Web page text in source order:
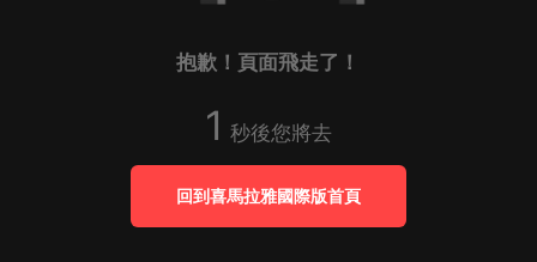
抱歉！頁面飛走了！
1 秒後您將去
回到喜馬拉雅國際版首頁